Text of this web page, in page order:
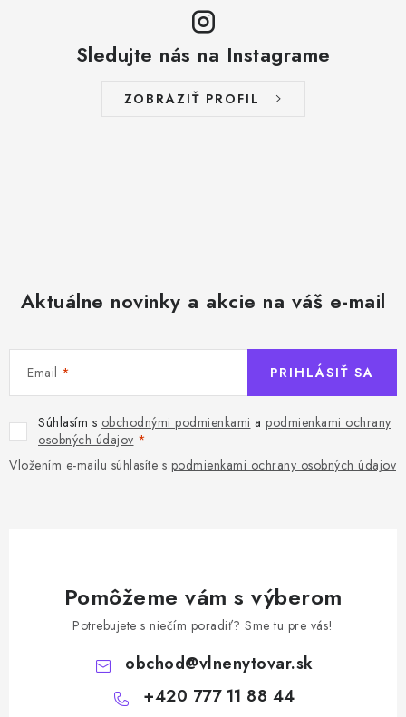
s
Sledujte nás na Instagrame
ZOBRAZIŤ PROFIL
Aktuálne novinky a akcie na váš e-mail
Email
Súhlasím s obchodnými podmienkami a podmienkami ochrany
osobných údajov
Vložením e-mailu súhlasíte s podmienkami ochrany osobných údajov
PRIHLÁSIŤ SA
Pomôžeme vám s výberom
Potrebujete s niečím poradiť? Sme tu pre vás!
obchod@vlnenytovar.sk
+420 777 11 88 44